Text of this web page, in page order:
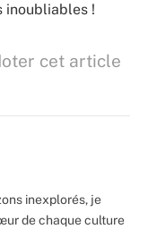
inoubliables !
cet article
inexplorés, je
de chaque culture